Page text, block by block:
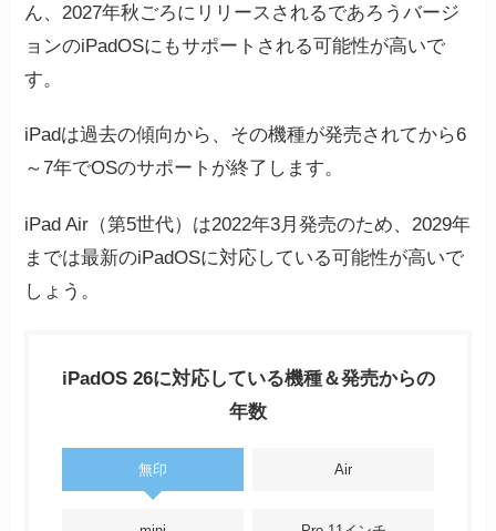
ん、2027年秋ごろにリリースされるであろうバージ
ョンのiPadOSにもサポートされる可能性が高いで
す。
iPadは過去の傾向から、その機種が発売されてから6
～7年でOSのサポートが終了します。
iPad Air（第5世代）は2022年3月発売のため、2029年
までは最新のiPadOSに対応している可能性が高いで
しょう。
iPadOS 26に対応している機種＆発売からの
年数
無印 Air